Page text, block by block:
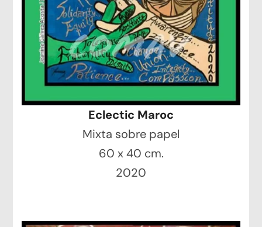
Eclectic Maroc
Mixta sobre papel
60 x 40 cm.
2020